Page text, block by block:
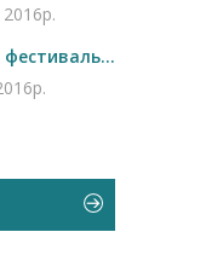
фестиваль...